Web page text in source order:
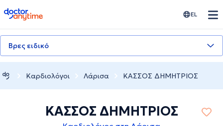
doctoranytime EL
Βρες ειδικό
Καρδιολόγοι Λάρισα ΚΑΣΣΟΣ ΔΗΜΗΤΡΙΟΣ
ΚΑΣΣΟΣ ΔΗΜΗΤΡΙΟΣ